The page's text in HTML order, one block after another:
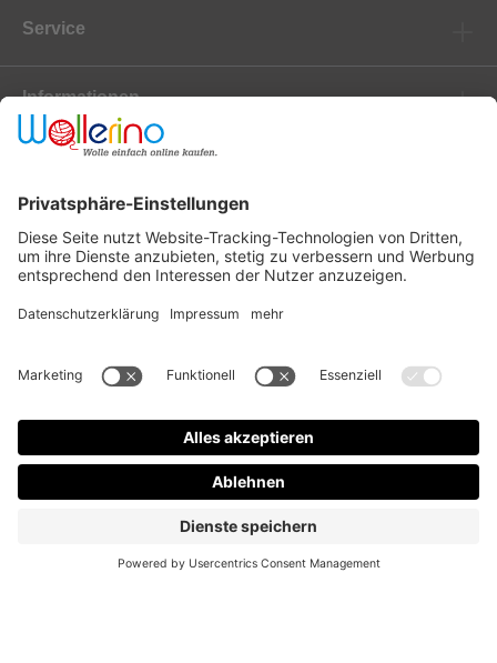
Service
Informationen
Newsletter
Zahlungsanbieter